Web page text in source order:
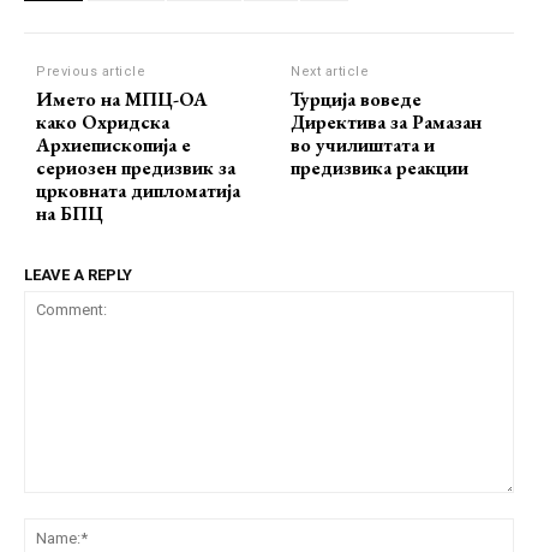
Previous article
Името на МПЦ-ОА
како Охридска
Архиепископија е
сериозен предизвик за
црковната дипломатија
на БПЦ
Next article
Турција воведе
Директива за Рамазан
во училиштата и
предизвика реакции
LEAVE A REPLY